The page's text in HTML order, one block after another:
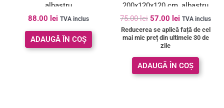
albastru
88.00 lei TVA inclus
ADAUGĂ ÎN COȘ
200x120x120 cm, albastru
si gri
75.00lei 57.00 lei TVA inclus
Reducerea se aplică față de cel
mai mic preț din ultimele 30 de
zile
ADAUGĂ ÎN COȘ